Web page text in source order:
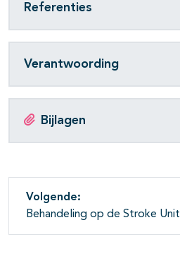
Referenties
Verantwoording
Bijlagen
Volgende:
Behandeling op de Stroke Unit